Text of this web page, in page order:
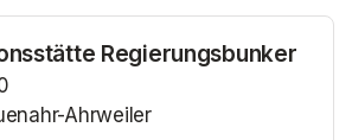
Regierungsbunker
Ahrweiler